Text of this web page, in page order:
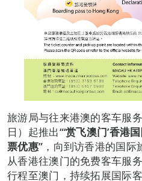
旅游局与往来港澳的客车服
日）起推出“‘赏飞澳门’香港
票优惠” ，向到访香港的国
从香港往澳门的免费客车服
行程至澳门，持续拓展国际客